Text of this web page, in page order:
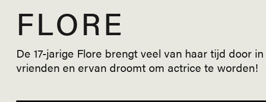
FLORE
De 17-jarige Flore brengt veel van haar tijd door in
vrienden en ervan droomt om actrice te worden!